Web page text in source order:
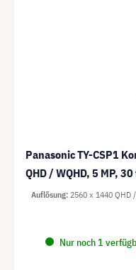
Panasonic TY-CSP1
QHD / WQHD, 5 MP,
Nur noch 1
Auflösung 2560 x 1440 QHD